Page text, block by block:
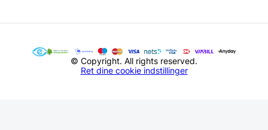
© Copyright. All rights reserved.
Ret dine cookie indstillinger